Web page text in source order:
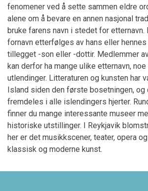
fenomener ved å sette sammen eldre
alene om å bevare en annen nasjonal
bruke farens navn i stedet for etternavn.
fornavn etterfølges av hans eller
tillegget -son eller -dottir. Medlemmer
kan derfor ha mange ulike etternavn,
utlendinger. Litteraturen og kunsten har
Island siden den første bosetningen, og
fremdeles i alle islendingers hjerter.
finner du mange interessante museer
historiske utstillinger. I Reykjavik
her er det musikkscener, teater, opera
klassisk og moderne kunst.